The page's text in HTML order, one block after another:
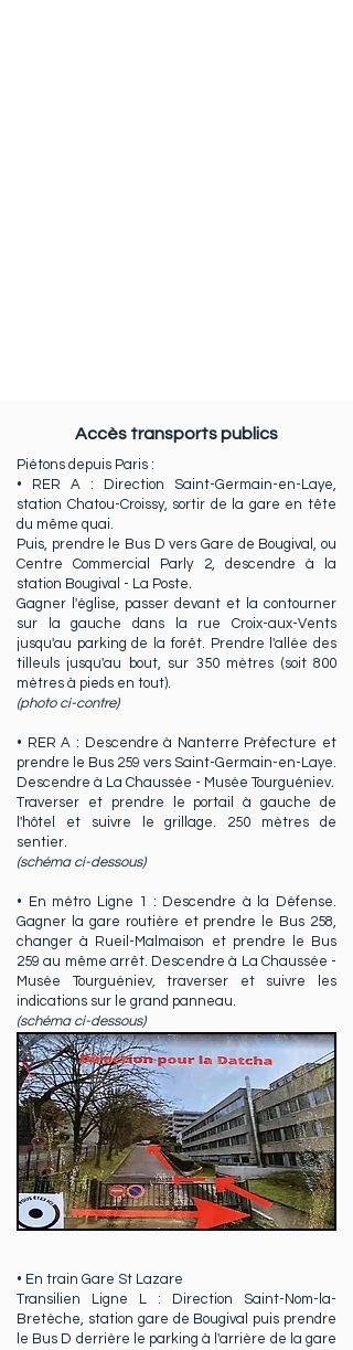
Accès transports publics
Piétons depuis Paris :
• RER A : Direction Saint-Germain-en-Laye,
station Chatou-Croissy, sortir de la gare en tête
du même quai.
Puis, prendre le Bus D vers Gare de Bougival, ou
Centre Commercial Parly 2, descendre à la
station Bougival - La Poste.
Gagner l'église, passer devant et la contourner
sur la gauche dans la rue Croix-aux-Vents
jusqu'au parking de la forêt. Prendre l'allée des
tilleuls jusqu'au bout, sur 350 mètres (soit 800
mètres à pieds en tout).
(photo ci-contre)
• RER A : Descendre à Nanterre Préfecture et
prendre le Bus 259 vers Saint-Germain-en-Laye.
Descendre à La Chaussée - Musée Tourguéniev.
Traverser et prendre le portail à gauche de
l'hôtel et suivre le grillage. 250 mètres de
sentier.
(schéma ci-dessous)
• En métro Ligne 1 : Descendre à la Défense.
Gagner la gare routière et prendre le Bus 258,
changer à Rueil-Malmaison et prendre le Bus
259 au même arrêt. Descendre à La Chaussée -
Musée Tourguéniev,traverser et suivre les
indications sur le grand panneau.
(schéma ci-dessous)
• En train Gare St Lazare
Transilien Ligne L : Direction Saint-Nom-la-
Bretèche, station gare de Bougival
puis prendre
le Bus D derrière le parking à l'arrière de la gare